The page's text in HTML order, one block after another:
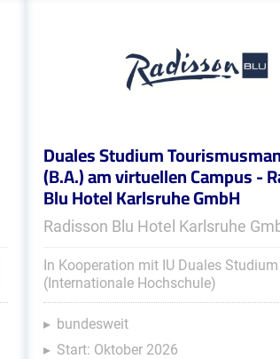
Duales Studium
(B.A.) am virtuellen Campus -
Blu Hotel Karlsruhe GmbH
Radisson Blu Hotel Karlsruhe
In Kooperation mit IU Duales Studium
(Internationale Hochschule)
bundesweit
Start: Oktober 2026